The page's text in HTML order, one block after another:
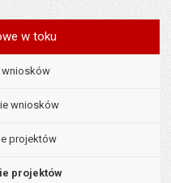
Menu Planowanie przestrzenne
w toku
wniosków
wniosków
projektów
projektów